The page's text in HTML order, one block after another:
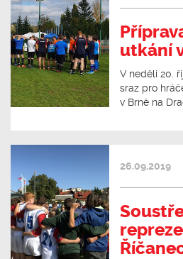
utkání
V neděli 20.
sraz pro
v Brně na
26.09.2019